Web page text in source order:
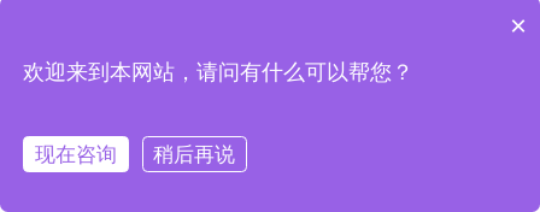
×
欢迎来到本网站，请问有什么可以帮您？
现在咨询 稍后再说